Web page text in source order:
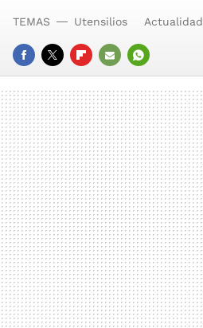
FACEBOOK
TWITTERFLIPBOARD
E-
MAIL
WHATSAPP
TEMAS Utensilios Actualidad